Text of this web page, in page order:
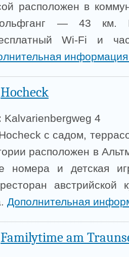
расположен в
— 43 км.
Wi-Fi и
Hocheck
Kalvarienbergweg 4
с садом,
расположен в
номера и детская
австрийской
Дополнительная
Familytime am